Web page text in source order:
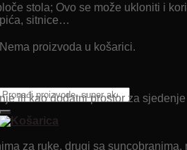
Nema proizvoda u košarici.
Pretraži:
stola; Ovo se može ukloniti i
sitnice…
ili kao dodatni prostor za
za ruke, drugi sa